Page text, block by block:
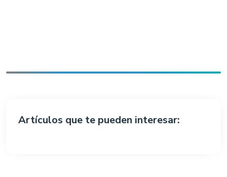
Artículos que te pueden interesar: